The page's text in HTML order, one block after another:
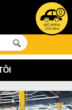
0